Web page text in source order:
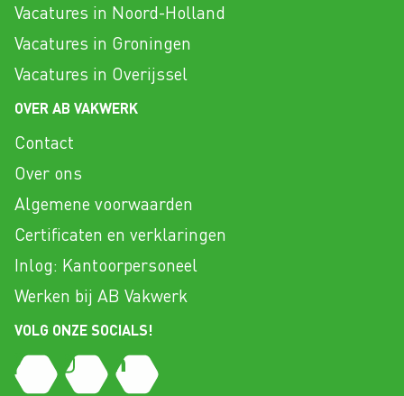
Vacatures in Noord-Holland
Vacatures in Groningen
Vacatures in Overijssel
OVER AB VAKWERK
Contact
Over ons
Algemene voorwaarden
Certificaten en verklaringen
Inlog: Kantoorpersoneel
Werken bij AB Vakwerk
VOLG ONZE SOCIALS!